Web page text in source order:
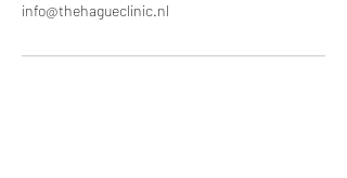
info@thehagueclinic.nl